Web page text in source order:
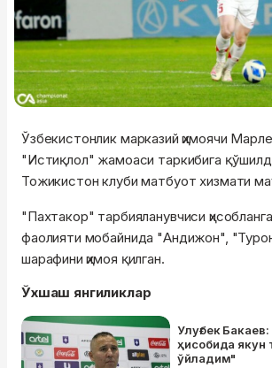
Ўзбекистонлик марказий ҳимоячи
"Истиқлол" жамоаси таркибига
Тожикистон клуби матбуот хизмати
"Пахтакор" тарбияланувчиси
фаолияти мобайнида "Андижон",
шарафини ҳимоя қилган.
Ўхшаш янгиликлар
Улуғбек
ҳисобида якун
ўйладим"